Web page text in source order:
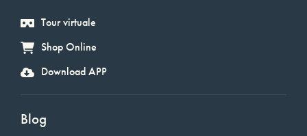
Tour virtuale
Shop Online
Download APP
Blog